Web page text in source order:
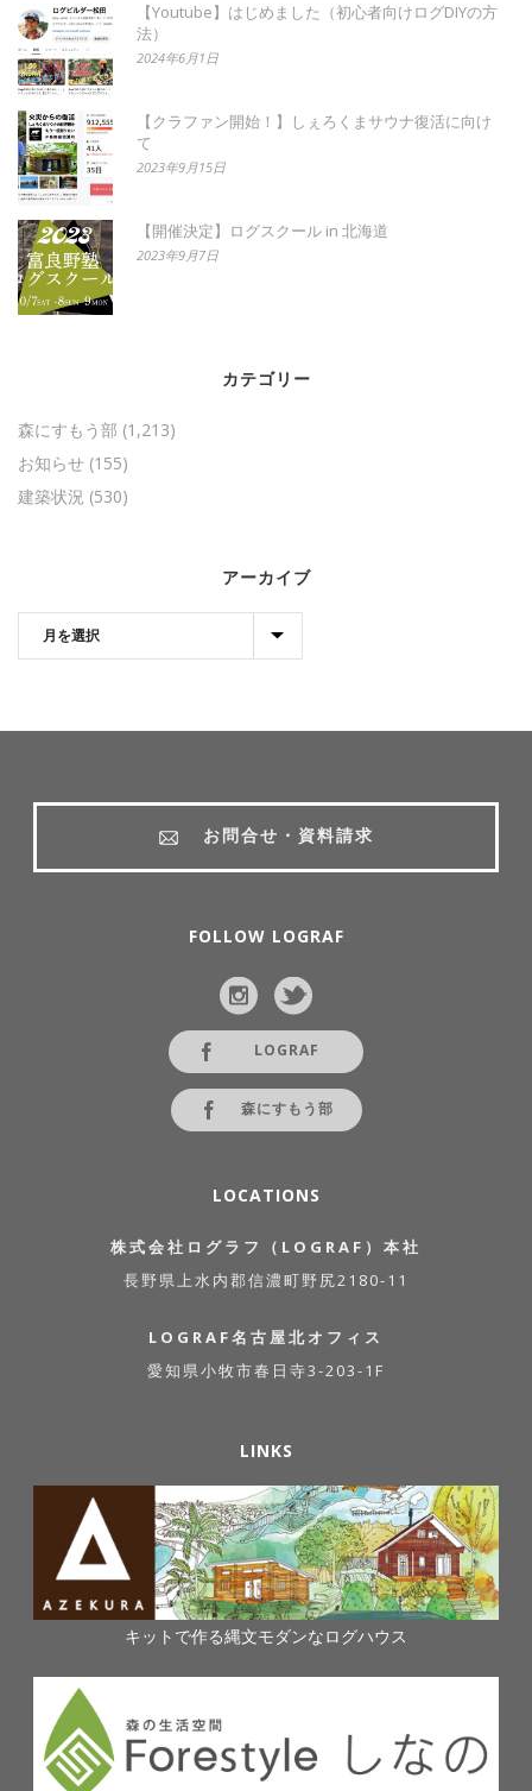
【Youtube】はじめました（初心者向けログDIYの方
法）
2024年6月1日
【クラファン開始！】しぇろくまサウナ復活に向け
て
2023年9月15日
【開催決定】ログスクール in 北海道
2023年9月7日
カテゴリー
森にすもう部 (1,213)
お知らせ (155)
建築状況 (530)
アーカイブ
お問合せ・資料請求
FOLLOW LOGRAF
LOGRAF
森にすもう部
LOCATIONS
株式会社ログラフ（LOGRAF）本社
長野県上水内郡信濃町野尻2180-11
LOGRAF名古屋北オフィス
愛知県小牧市春日寺3-203-1F
LINKS
キットで作る縄文モダンなログハウス